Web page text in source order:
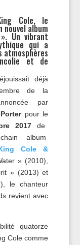
Cole, le
nouvel album
Un vibrant
qui a
atmosphères
et de
déjà
de la
par
pour le
2017 de
album
Cole &
» (2010),
» (2013) et
le chanteur
revient avec
quatorze
Cole comme